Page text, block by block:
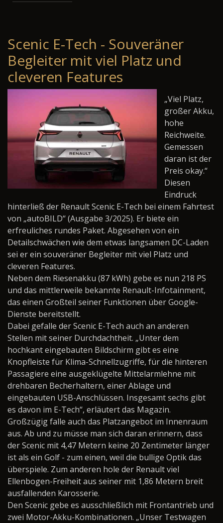
Scenic E-Tech - Souveräner
Begleiter mit viel Platz und
cleveren Features
„Viel Platz,
großer Akku,
hohe
Reichweite.
Gemessen
daran ist der
Preis okay.“
Diesen
Eindruck
hinterließ der Renault Scenic E-Tech bei einem Fahrtest
von „autoBILD“ (Ausgabe 3/2025). Er biete ein
erfreuliches rundes Paket. Abgesehen von ein
Detailschwächen wie dem etwas langsamen DC-Laden
sei er ein souveräner Begleiter mit viel Platz und
cleveren Features.
Neben dem Riesenakku (87 kWh) gebe es nun 218 PS
und das mittlerweile bekannte Renault-Infotainment,
das einen Großteil seiner Funktionen über Google-
Dienste bereitstellt.
Dabei gefalle der Scenic E-Tech auch an anderen
Stellen mit seiner Durchdachtheit. „Unter dem
hochkant eingebauten Bildschirm gibt es eine
Knopfleiste für Klima-Schnellzugriffe, für die hinteren
Passagiere eine ausgeklügelte Mittelarmlehne mit
drehbaren Becherhaltern, einer Ablage und
eingebauten USB-Anschlüssen. Insgesamt sechs gibt
es davon im E-Tech“, erläutert das Magazin.
Großzügig falle auch das Platzangebot im Innenraum
aus. Ab und zu müsse man sich daran erinnern, dass
der Scenic mit 4,47 Metern keine 20 Zentimeter länger
ist als ein Golf - zum einen, weil die bullige Optik das
überspiele. Zum anderen hole der Renault viel
Ellenbogen-Freiheit aus seiner mit 1,86 Metern breit
ausfallenden Karosserie.
Den Scenic gebe es ausschließlich mit Frontantrieb und
zwei Motor-Akku-Kombinationen. „Unser Testwagen